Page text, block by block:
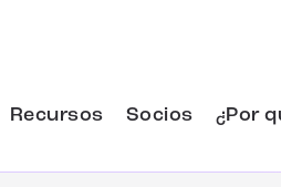
Recursos Socios ¿Por